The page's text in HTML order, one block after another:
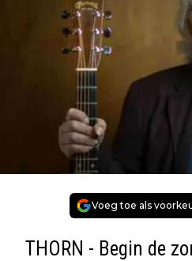
Voeg toe als
THORN - Begin de